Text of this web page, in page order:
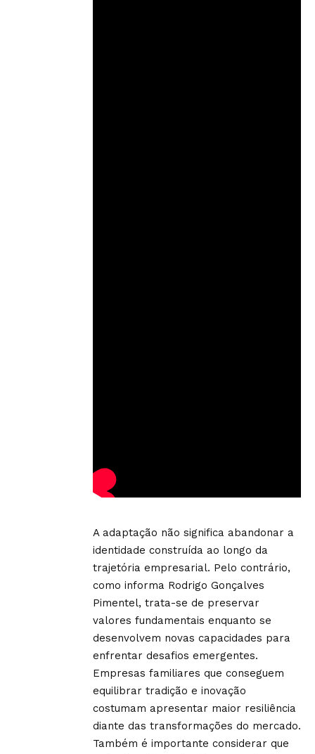
A adaptação não significa abandonar a
identidade construída ao longo da
trajetória empresarial. Pelo contrário,
como informa Rodrigo Gonçalves
Pimentel, trata-se de preservar
valores fundamentais enquanto se
desenvolvem novas capacidades para
enfrentar desafios emergentes.
Empresas familiares que conseguem
equilibrar tradição e inovação
costumam apresentar maior resiliência
diante das transformações do mercado.
Também é importante considerar que